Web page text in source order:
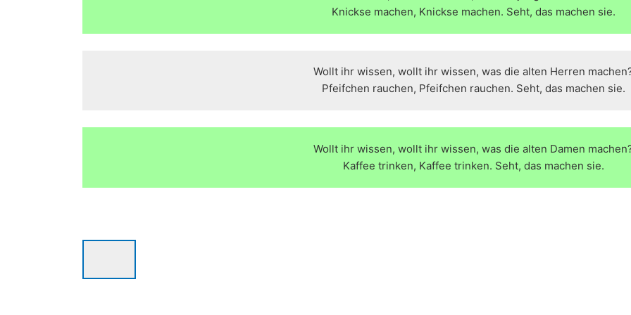
Knickse machen, Knickse machen. Seht, das machen sie.
Wollt ihr wissen, wollt ihr wissen, was die alten Herren
Pfeifchen rauchen, Pfeifchen rauchen. Seht, das machen sie.
Wollt ihr wissen, wollt ihr wissen, was die alten Damen
Kaffee trinken, Kaffee trinken. Seht, das machen sie.